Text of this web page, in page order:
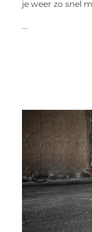
je weer zo snel
...